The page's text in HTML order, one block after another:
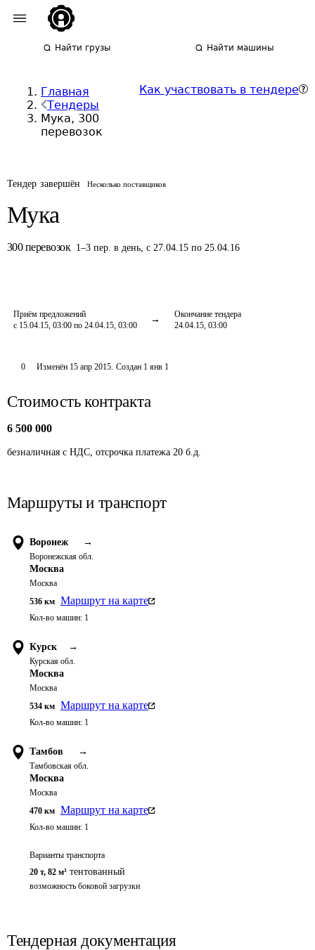
Найти грузы Найти машины
Главная
Тендеры
Мука, 300
перевозок
Как участвовать в тендере
Тендер завершён Несколько поставщиков
Мука
300 перевозок 1–3 пер. в день,с 27.04.15 по 25.04.16
Приём предложений
с 15.04.15, 03:00 по 24.04.15, 03:00
Окончание тендера
24.04.15, 03:00
0 Изменён 15 апр 2015. Создан 1 янв 1
Стоимость контракта
6 500 000
безналичная с НДС, отсрочка платежа 20 б.д.
Маршруты и транспорт
Воронеж →
Воронежская обл.
Москва
Москва
536 км Маршрут на карте
Кол-во машин: 1
Курск →
Курская обл.
Москва
Москва
534 км Маршрут на карте
Кол-во машин: 1
Тамбов →
Тамбовская обл.
Москва
Москва
470 км Маршрут на карте
Кол-во машин: 1
Варианты транспорта
20 т, 82 м³ тентованный
возможность боковой загрузки
Тендерная документация